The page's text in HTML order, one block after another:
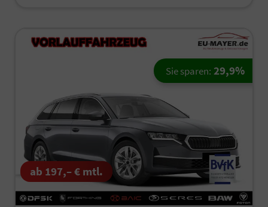
ab 197,– € mtl.
Sie sparen: 29,9%